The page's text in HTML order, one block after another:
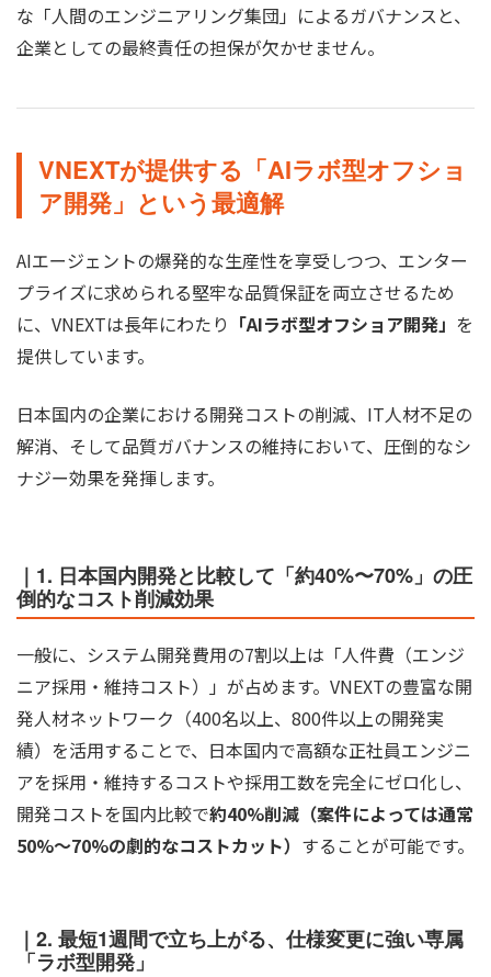
な「人間のエンジニアリング集団」によるガバナンスと、
企業としての最終責任の担保が欠かせません。
VNEXTが提供する「AIラボ型オフショ
ア開発」という最適解
AIエージェントの爆発的な生産性を享受しつつ、エンター
プライズに求められる堅牢な品質保証を両立させるため
に、VNEXTは長年にわたり 「AIラボ型オフショア開発」 を
提供しています。
日本国内の企業における開発コストの削減、IT人材不足の
解消、そして品質ガバナンスの維持において、圧倒的なシ
ナジー効果を発揮します。
｜1. 日本国内開発と比較して「約40%〜70%」の圧
倒的なコスト削減効果
一般に、システム開発費用の7割以上は「人件費（エンジ
ニア採用・維持コスト）」が占めます。VNEXTの豊富な開
発人材ネットワーク（400名以上、800件以上の開発実
績）を活用することで、日本国内で高額な正社員エンジニ
アを採用・維持するコストや採用工数を完全にゼロ化し、
開発コストを国内比較で約40%削減（案件によっては通常
50%〜70%の劇的なコストカット） することが可能です。
｜2. 最短1週間で立ち上がる、仕様変更に強い専属
「ラボ型開発」